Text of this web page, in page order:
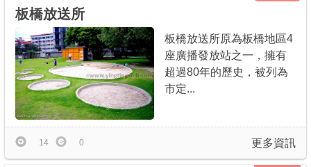
板橋放送所
板橋放送所原為板橋地區4
座廣播發放站之一，擁有
超過80年的歷史，被列為
市定...
更多資訊
14 0